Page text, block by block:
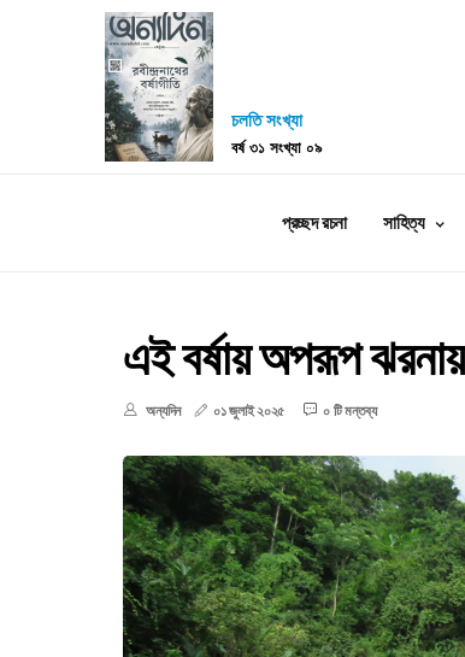
চলতি সংখ্যা
বর্ষ ৩১ সংখ্যা ০৯
প্রচ্ছদ রচনা সাহিত্য
এই বর্ষায় অপরূপ ঝরনায়
অন্যদিন ০১ জুলাই ২০২৫ ০ টি মন্তব্য